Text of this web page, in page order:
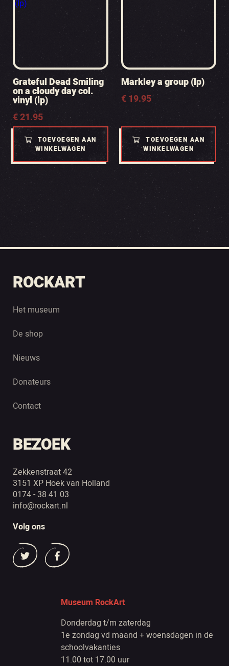
Grateful Dead Smiling
on a cloudy day col.
vinyl (lp)
€21.95
TOEVOEGEN AAN
WINKELWAGEN
Markley a group (lp)
€19.95
TOEVOEGEN AAN
WINKELWAGEN
ROCKART
Het museum
De shop
Nieuws
Donateurs
Contact
BEZOEK
Zekkenstraat 42
3151 XP Hoek van Holland
0174 - 38 41 03
info@rockart.nl
Volg ons
Museum RockArt
Donderdag t/m zaterdag
1e zondag vd maand + woensdagen in de
schoolvakanties
11.00 tot 17.00 uur